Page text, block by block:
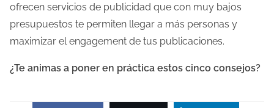
ofrecen servicios de publicidad que con muy bajos
presupuestos te permiten llegar a más personas y
maximizar el engagement de tus publicaciones.
¿Te animas a poner en práctica estos cinco consejos?